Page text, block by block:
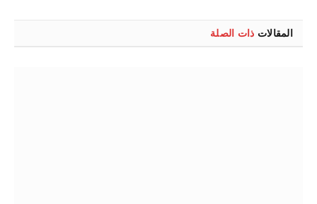
المقالات ذات الصلة